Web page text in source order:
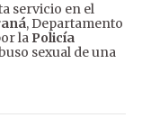
servicio en el
, Departamento
la Policía
sexual de una